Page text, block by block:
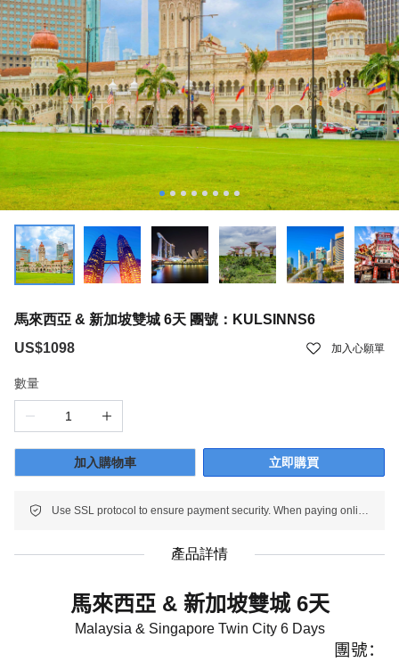
馬來西亞 & 新加坡雙城 6天 團號：KULSINNS6
US$1098
加入心願單
數量
加入購物車 立即購買
Use SSL protocol to ensure payment security. When paying online, your payment information is protected.
產品詳情
馬來西亞& 新加坡雙城6天
Malaysia & Singapore Twin City 6 Days
團號：